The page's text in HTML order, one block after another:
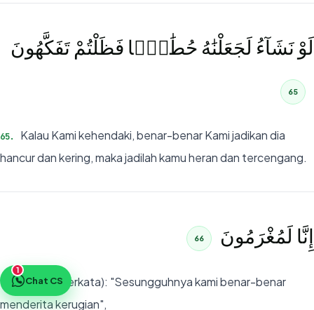
لَوْ نَشَآءُ لَجَعَلْنَٰهُ حُطَٰمًۭا فَظَلْتُمْ تَفَكَّهُونَ
65
65.
Kalau Kami kehendaki, benar-benar Kami jadikan dia
hancur dan kering, maka jadilah kamu heran dan tercengang.
إِنَّا لَمُغْرَمُونَ 66
66 . (Sambil berkata): "Sesungguhnya kami benar-benar
menderita kerugian",
Chat CS
1